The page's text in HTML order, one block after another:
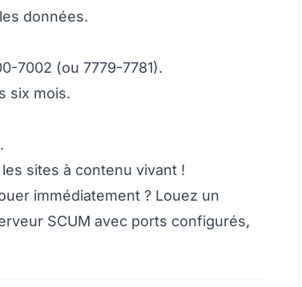
données.
7002 (ou 7779-7781).
six mois.
.
sites à contenu vivant !
immédiatement ? Louez un
SCUM avec ports configurés,